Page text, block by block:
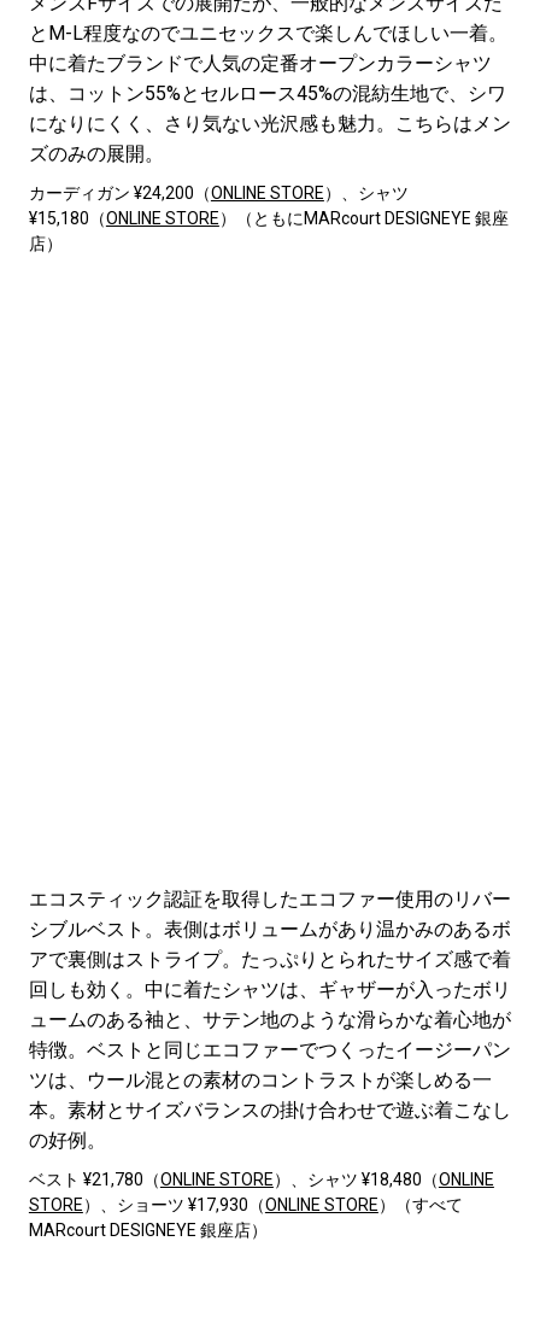
とM-L程度なのでユニセックスで楽しんでほしい一着。
中に着たブランドで人気の定番オープンカラーシャツ
は、コットン55%とセルロース45%の混紡生地で、シワ
になりにくく、さり気ない光沢感も魅力。こちらはメン
ズのみの展開。
カーディガン ¥24,200（ONLINE STORE）、シャツ
¥15,180（ONLINE STORE）（ともにMARcourt DESIGNEYE 銀座
店）
エコスティック認証を取得したエコファー使用のリバー
シブルベスト。表側はボリュームがあり温かみのあるボ
アで裏側はストライプ。たっぷりとられたサイズ感で着
回しも効く。中に着たシャツは、ギャザーが入ったボリ
ュームのある袖と、サテン地のような滑らかな着心地が
特徴。ベストと同じエコファーでつくったイージーパン
ツは、ウール混との素材のコントラストが楽しめる一
本。素材とサイズバランスの掛け合わせで遊ぶ着こなし
の好例。
ベスト ¥21,780（ONLINE STORE）、シャツ ¥18,480（ONLINE
STORE）、ショーツ ¥17,930（ONLINE STORE）（すべて
MARcourt DESIGNEYE 銀座店）